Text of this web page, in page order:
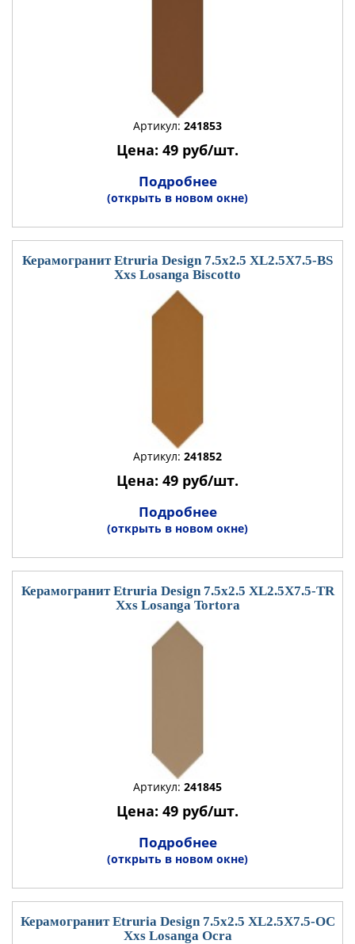
Артикул: 241853
Цена: 49 руб/шт.
Подробнее
(открыть в новом окне)
Керамогранит Etruria Design 7.5x2.5 XL2.5X7.5-BS
Xxs Losanga Biscotto
Артикул: 241852
Цена: 49 руб/шт.
Подробнее
(открыть в новом окне)
Керамогранит Etruria Design 7.5x2.5 XL2.5X7.5-TR
Xxs Losanga Tortora
Артикул: 241845
Цена: 49 руб/шт.
Подробнее
(открыть в новом окне)
Керамогранит Etruria Design 7.5x2.5 XL2.5X7.5-OC
Xxs Losanga Ocra